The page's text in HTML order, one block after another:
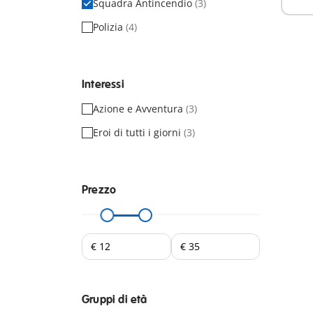
Squadra Antincendio (3)
Polizia (4)
Interessi
Azione e Avventura (3)
Eroi di tutti i giorni (3)
Prezzo
Gruppi di età